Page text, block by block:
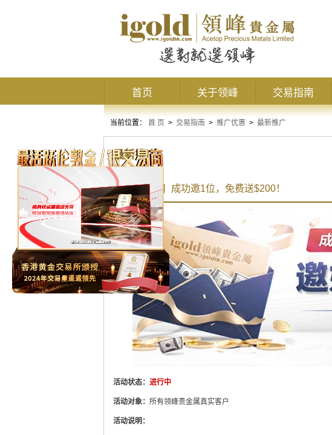
首页 关于领峰 交易指南
当前位置： 首 页 > 交易指南 > 推广优惠 > 最新推广
最新推广
【推荐有礼】成功邀1位，免费送$200！
活动状态： 进行中
活动对象： 所有领峰贵金属真实客户
活动说明：